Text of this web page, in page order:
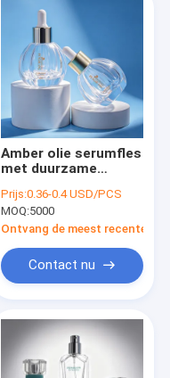
Amber olie serumfles
met duurzame
voor etherische
oliën, serums en
cosmetische
Prijs:0.36-0.4 USD/PCS
MOQ:5000
Ontvang de meest recente
Contact nu